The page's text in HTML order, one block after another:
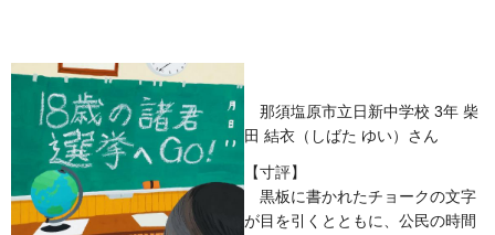
那須塩原市立日新中学校 3年 柴
田 結衣（しばた ゆい）さん
【寸評】
黒板に書かれたチョークの文字
が目を引くとともに、公民の時間